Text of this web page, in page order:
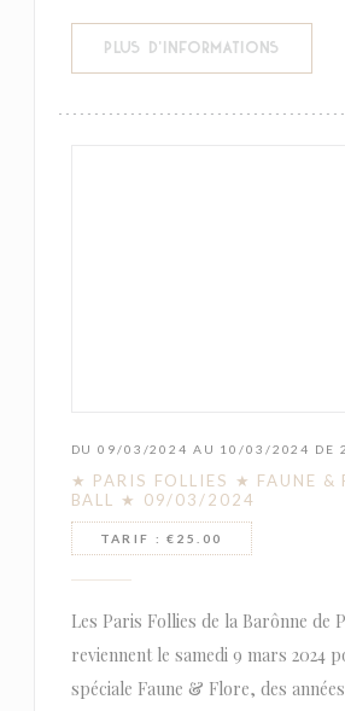
PLUS D'INFORMATIONS
DU 09/03/2024 AU 10/03/2024 DE
★ PARIS FOLLIES ★ FAUNE &
BALL ★ 09/03/2024
TARIF : €25.00
Les Paris Follies de la Barônne de
reviennent le samedi 9 mars 2024
spéciale Faune & Flore, des